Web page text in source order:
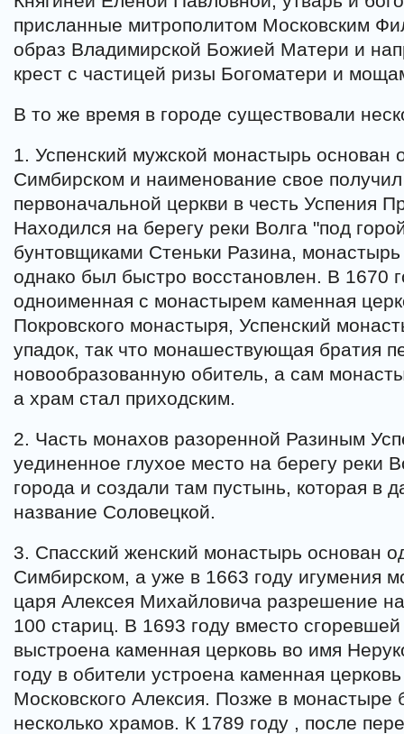
присланные митрополитом Московским
образ Владимирской Божией Матери и
крест с частицей ризы Богоматери и
В то же время в городе существовали
1. Успенский мужской монастырь основан
Симбирском и наименование свое
первоначальной церкви в честь Успения
Находился на берегу реки Волга "под
бунтовщиками Стеньки Разина,
однако был быстро восстановлен. В 1670
одноименная с монастырем каменная
Покровского монастыря, Успенский
упадок, так что монашествующая братия
новообразованную обитель, а сам
а храм стал приходским.
2. Часть монахов разоренной Разиным
уединенное глухое место на берегу реки
города и создали там пустынь, которая в
название Соловецкой.
3. Спасский женский монастырь основан
Симбирском, а уже в 1663 году игумения
царя Алексея Михайловича разрешение
100 стариц. В 1693 году вместо
выстроена каменная церковь во имя
году в обители устроена каменная
Московского Алексия. Позже в
несколько храмов. К 1789 году , после